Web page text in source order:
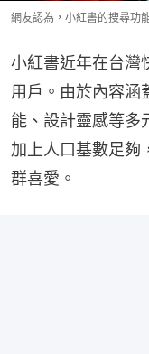
網友認為，小紅書的搜尋功
小紅書近年在台灣
用戶。由於內容涵
能、設計靈感等多
加上人口基數足夠
群喜愛。